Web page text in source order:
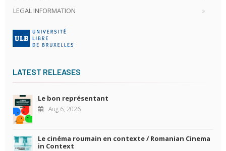
LEGAL INFORMATION
LATEST RELEASES
Le bon représentant
Aug 6, 2026
Le cinéma roumain en contexte / Romanian Cinema
in Context